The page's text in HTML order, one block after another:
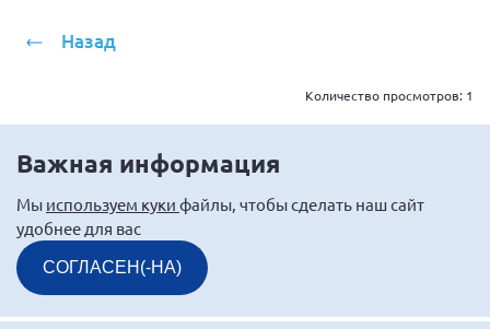
Самарская область СГОРС
Сахалинская область
Томская область
Ульяновская область
Челябинская область
Назад
Количество просмотров: 1
Важная информация
Мы используем куки файлы, чтобы сделать наш сайт
удобнее для вас
СОГЛАСЕН(-НА)